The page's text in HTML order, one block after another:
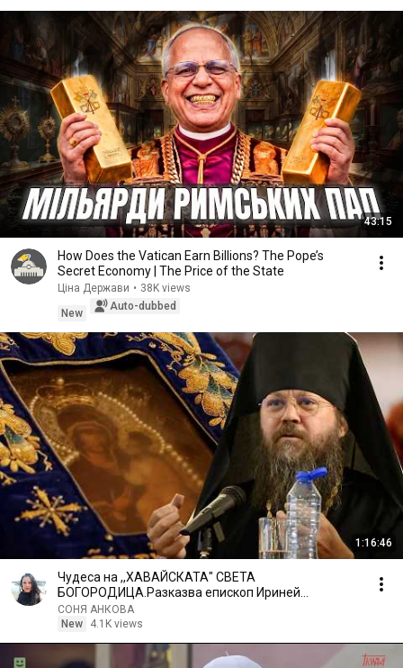
43:15
How Does the Vatican Earn Billions? The Pope’s
Secret Economy | The Price of the State
Ціна Держави • 38K views
New
Auto-dubbed
1:16:46
Чудеса на ,,ХАВАЙСКАТА" СВЕТА
БОГОРОДИЦА.Разказва епископ Ириней
Лондонски и Западно-Европейски
СОНЯ АНКОВА
New
4.1K views